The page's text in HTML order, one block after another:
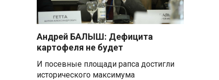
Андрей БАЛЫШ: Дефицита
картофеля не будет
И посевные площади рапса достигли
исторического максимума